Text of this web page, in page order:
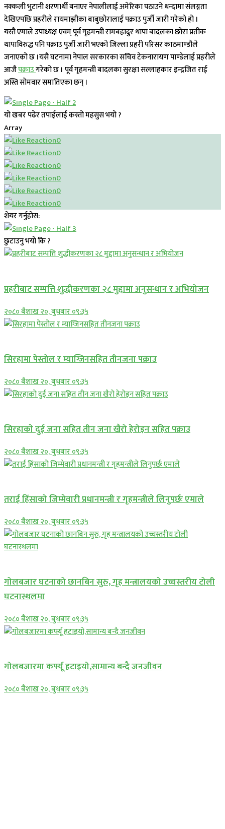
नक्कली भुटानी शरणार्थी बनाएर नेपालीलाई अमेरिका पठाउने धन्दामा संलग्नता
देखिएपछि प्रहरीले रायमाझीका बाबुछोरालाई पक्राउ पुर्जी जारी गरेको हो ।
यस्तै एमाले उपाध्यक्ष एवम् पूर्व गृहमन्त्री रामबहादुर थापा बादलका छोरा प्रतीक
थापाविरुद्ध पनि पक्राउ पुर्जी जारी भएको जिल्ला प्रहरी परिसर काठमाण्डौले
जनाएको छ ।यसै घटनामा नेपाल सरकारका सचिव टेकनारायण पाण्डेलाई प्रहरीले
आजैपक्राउगरेको छ । पूर्व गृहमन्त्री बादलका सुरक्षा सल्लाहकार इन्द्रजित राई
अस्ति सोमवार समातिएका छन् ।
यो खबर पढेर तपाईलाई कस्तो महसुस भयो ?
Array
0
0
0
0
0
0
शेयर गर्नुहोस:
छुटाउनु भयो कि ?
प्रहरीबाट सम्पत्ति शुद्धीकरणका २८ मुद्दामा अनुसन्धान र अभियोजन
२०८० बैशाख २०, बुधबार ०९:३५
सिरहामा पेस्तोल र म्याग्जिनसहित तीनजना पक्राउ
२०८० बैशाख २०, बुधबार ०९:३५
सिरहाकाे दुई जना सहित तीन जना खैरो हेरोइन सहित पक्राउ
२०८० बैशाख २०, बुधबार ०९:३५
तराई हिंसाको जिम्मेवारी प्रधानमन्त्री र गृहमन्त्रीले लिनुपर्छः एमाले
२०८० बैशाख २०, बुधबार ०९:३५
गोलबजार घटनाको छानबिन सुरु, गृह मन्त्रालयको उच्चस्तरीय टोली
घटनास्थलमा
२०८० बैशाख २०, बुधबार ०९:३५
गोलबजारमा कर्फ्यू हटाइयो,सामान्य बन्दै जनजीवन
२०८० बैशाख २०, बुधबार ०९:३५